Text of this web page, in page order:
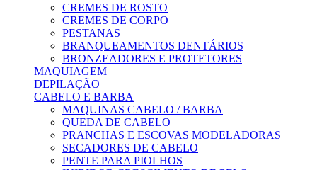
CREMES DE ROSTO
CREMES DE CORPO
PESTANAS
BRANQUEAMENTOS DENTÁRIOS
BRONZEADORES E PROTETORES
MAQUIAGEM
DEPILAÇÃO
CABELO E BARBA
MAQUINAS CABELO / BARBA
QUEDA DE CABELO
PRANCHAS E ESCOVAS MODELADORAS
SECADORES DE CABELO
PENTE PARA PIOLHOS